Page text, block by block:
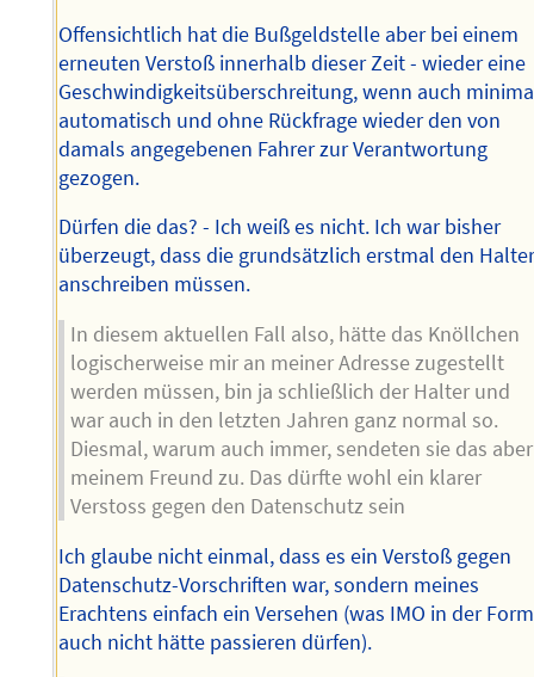
Offensichtlich hat die Bußgeldstelle aber bei einem
erneuten Verstoß innerhalb dieser Zeit - wieder eine
Geschwindigkeitsüberschreitung, wenn auch
automatisch und ohne Rückfrage wieder den von
damals angegebenen Fahrer zur Verantwortung
gezogen.
Dürfen die das? - Ich weiß es nicht. Ich war bisher
überzeugt, dass die grundsätzlich erstmal den
anschreiben müssen.
In diesem aktuellen Fall also, hätte das Knöllchen
logischerweise mir an meiner Adresse zugestellt
werden müssen, bin ja schließlich der Halter und
war auch in den letzten Jahren ganz normal so.
Diesmal, warum auch immer, sendeten sie das aber
meinem Freund zu. Das dürfte wohl ein klarer
Verstoss gegen den Datenschutz sein
Ich glaube nicht einmal, dass es ein Verstoß gegen
Datenschutz-Vorschriften war, sondern meines
Erachtens einfach ein Versehen (was IMO in der Form
auch nicht hätte passieren dürfen).